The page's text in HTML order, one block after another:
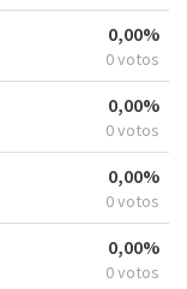
0,00%
0 votos
0,00%
0 votos
0,00%
0 votos
0,00%
0 votos